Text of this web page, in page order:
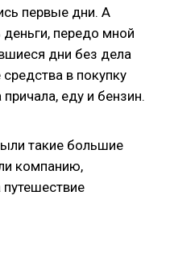
первые дни. А
передо мной
дни без дела
в покупку
еду и бензин.
такие большие
компанию,
путешествие